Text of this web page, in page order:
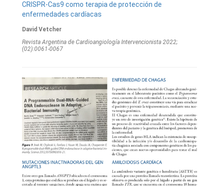
CRISPR-Cas9 como terapia de protección de
enfermedades cardíacas
David Vetcher
Revista Argentina de Cardioangiologí­a Intervencionista 2022;
(02):0061-0067